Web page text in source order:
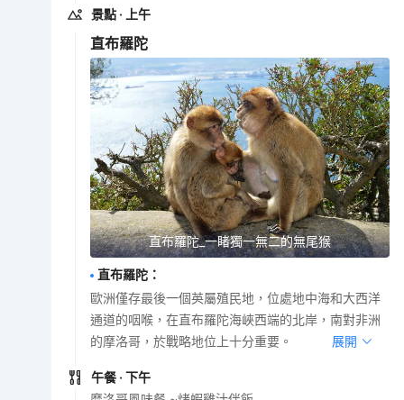
景點 · 上午
直布羅陀
直布羅陀_一睹獨一無二的無尾猴
直布羅陀 ：
歐洲僅存最後一個英屬殖民地，位處地中海和大西洋
通道的咽喉，在直布羅陀海峽西端的北岸，南對非洲
的摩洛哥，於戰略地位上十分重要。
展開
午餐 · 下午